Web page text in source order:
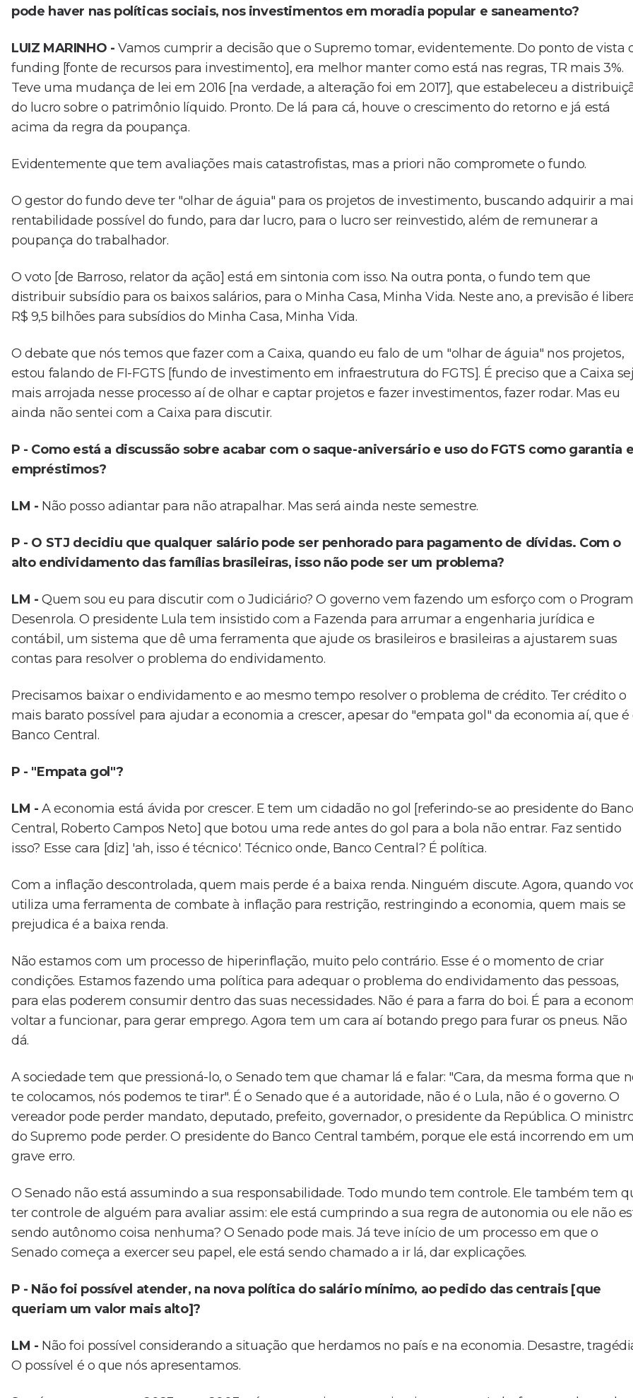
pode haver nas políticas sociais, nos investimentos em moradia popular e saneamento?
LUIZ MARINHO - Vamos cumprir a decisão que o Supremo tomar, evidentemente. Do ponto de vista
funding [fonte de recursos para investimento], era melhor manter como está nas regras, TR mais 3%.
Teve uma mudança de lei em 2016 [na verdade, a alteração foi em 2017], que estabeleceu a
do lucro sobre o patrimônio líquido. Pronto. De lá para cá, houve o crescimento do retorno e já está
acima da regra da poupança.
Evidentemente que tem avaliações mais catastrofistas, mas a priori não compromete o fundo.
O gestor do fundo deve ter "olhar de águia" para os projetos de investimento, buscando adquirir a
rentabilidade possível do fundo, para dar lucro, para o lucro ser reinvestido, além de remunerar a
poupança do trabalhador.
O voto [de Barroso, relator da ação] está em sintonia com isso. Na outra ponta, o fundo tem que
distribuir subsídio para os baixos salários, para o Minha Casa, Minha Vida. Neste ano, a previsão é
R$ 9,5 bilhões para subsídios do Minha Casa, Minha Vida.
O debate que nós temos que fazer com a Caixa, quando eu falo de um "olhar de águia" nos projetos,
estou falando de FI-FGTS [fundo de investimento em infraestrutura do FGTS]. É preciso que a Caixa
mais arrojada nesse processo aí de olhar e captar projetos e fazer investimentos, fazer rodar. Mas eu
ainda não sentei com a Caixa para discutir.
P - Como está a discussão sobre acabar com o saque-aniversário e uso do FGTS como garantia
empréstimos?
LM - Não posso adiantar para não atrapalhar. Mas será ainda neste semestre.
P - O STJ decidiu que qualquer salário pode ser penhorado para pagamento de dívidas. Com o
alto endividamento das famílias brasileiras, isso não pode ser um problema?
LM - Quem sou eu para discutir com o Judiciário? O governo vem fazendo um esforço com o
Desenrola. O presidente Lula tem insistido com a Fazenda para arrumar a engenharia jurídica e
contábil, um sistema que dê uma ferramenta que ajude os brasileiros e brasileiras a ajustarem suas
contas para resolver o problema do endividamento.
Precisamos baixar o endividamento e ao mesmo tempo resolver o problema de crédito. Ter crédito o
mais barato possível para ajudar a economia a crescer, apesar do "empata gol" da economia aí, que é
Banco Central.
P - "Empata gol"?
LM - A economia está ávida por crescer. E tem um cidadão no gol [referindo-se ao presidente do
Central, Roberto Campos Neto] que botou uma rede antes do gol para a bola não entrar. Faz sentido
isso? Esse cara [diz] 'ah, isso é técnico'. Técnico onde, Banco Central? É política.
Com a inflação descontrolada, quem mais perde é a baixa renda. Ninguém discute. Agora, quando
utiliza uma ferramenta de combate à inflação para restrição, restringindo a economia, quem mais se
prejudica é a baixa renda.
Não estamos com um processo de hiperinflação, muito pelo contrário. Esse é o momento de criar
condições. Estamos fazendo uma política para adequar o problema do endividamento das pessoas,
para elas poderem consumir dentro das suas necessidades. Não é para a farra do boi. É para a
voltar a funcionar, para gerar emprego. Agora tem um cara aí botando prego para furar os pneus. Não
dá.
A sociedade tem que pressioná-lo, o Senado tem que chamar lá e falar: "Cara, da mesma forma que
te colocamos, nós podemos te tirar". É o Senado que é a autoridade, não é o Lula, não é o governo. O
vereador pode perder mandato, deputado, prefeito, governador, o presidente da República. O
do Supremo pode perder. O presidente do Banco Central também, porque ele está incorrendo em um
grave erro.
O Senado não está assumindo a sua responsabilidade. Todo mundo tem controle. Ele também tem
ter controle de alguém para avaliar assim: ele está cumprindo a sua regra de autonomia ou ele não
sendo autônomo coisa nenhuma? O Senado pode mais. Já teve início de um processo em que o
Senado começa a exercer seu papel, ele está sendo chamado a ir lá, dar explicações.
P - Não foi possível atender, na nova política do salário mínimo, ao pedido das centrais [que
queriam um valor mais alto]?
LM - Não foi possível considerando a situação que herdamos no país e na economia. Desastre,
O possível é o que nós apresentamos.